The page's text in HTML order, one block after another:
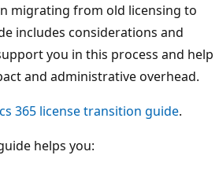
migrating from old licensing to
includes considerations and
you in this process and help
and administrative overhead.
365 license transition guide.
helps you: